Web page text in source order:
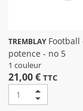
TREMBLAYFootball - pour
potence - no 5
1 couleur
21,00 € TTC